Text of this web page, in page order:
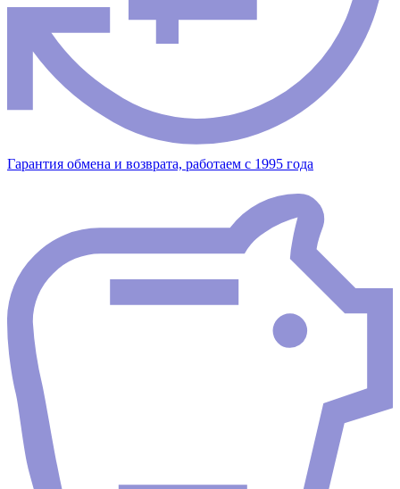
Гарантия обмена и возврата, работаем с 1995 года